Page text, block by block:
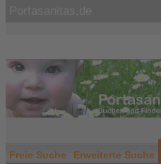
Freie Suche Erweiterte Suche